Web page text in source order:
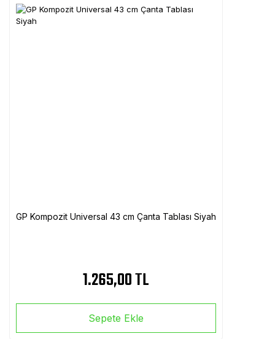
GP Kompozit Universal 43 cm Çanta Tablası Siyah
1.265,00 TL
Sepete Ekle